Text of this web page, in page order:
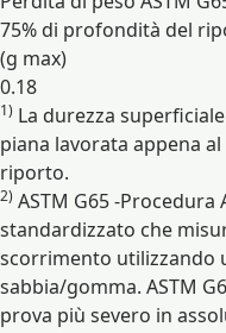
75% di profondità del
(g max)
0.18
Espandi
1) La durezza
piana lavorata appena
riporto.
2) ASTM G65 -
standardizzato che
scorrimento utilizzando
sabbia/gomma. ASTM
prova più severo in